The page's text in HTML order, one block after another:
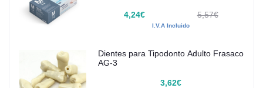
4,24€ 5,57€
I.V.A Incluido
Dientes para Tipodonto Adulto Frasaco
AG-3
3,62€